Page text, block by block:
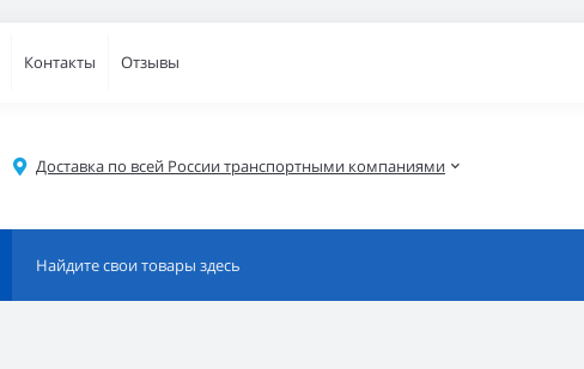
Контакты Отзывы
Доставка по всей России транспортными компаниями